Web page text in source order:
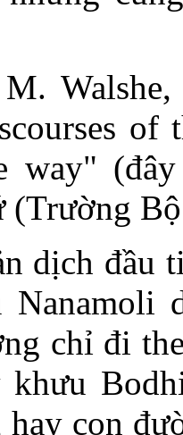
of
way"
(Trường
dịch đầu
Nanamoli
chỉ đi
khưu
con